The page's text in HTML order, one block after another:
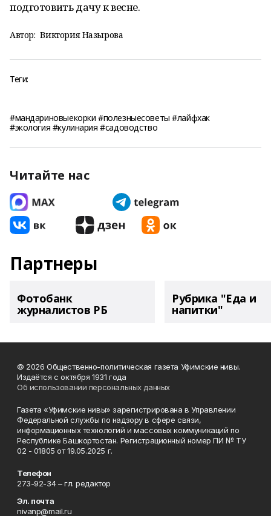
подготовить дачу к весне.
Автор: Виктория Назырова
Теги:
#мандариновыекорки #полезныесоветы #лайфхак
#экология #кулинария #садоводство
Читайте нас
Партнеры
Фотобанк
журналистов РБ
Рубрика "Еда и
напитки"
© 2026 Общественно-политическая газета Уфимские нивы.
Издаётся с октября 1931 года
Об использовании персональных данных
Газета «Уфимские нивы» зарегистрирована в Управлении
Федеральной службы по надзору в сфере связи,
информационных технологий и массовых коммуникаций по
Республике Башкортостан. Регистрационный номер ПИ № ТУ
02 - 01805 от 19.05.2025 г.
Телефон
273-92-34 – гл. редактор
Эл. почта
nivanp@mail.ru